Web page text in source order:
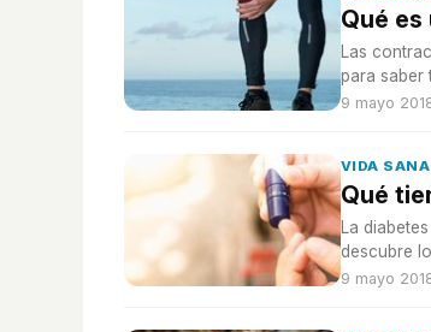
Qué
Las
para saber
9 mayo
VIDA SANA
Qué
La
descubre
9 mayo